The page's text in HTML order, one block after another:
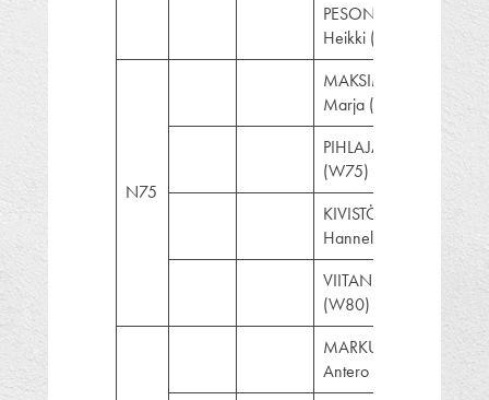
PESONEN
Heikki (M75)
N75
MAKSIMAINEN
Marja (W75)
PIHLAJA Helinä
(W75)
KIVISTÖ
Hannele (W80)
VIITANEN Kirsti
(W80)
MARKUNSALO
Antero (M80)